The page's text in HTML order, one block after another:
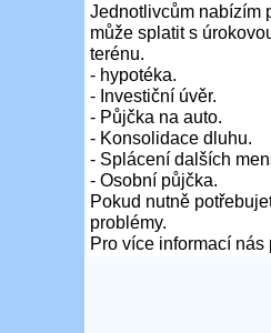
Jednotlivcům nabízím
může splatit s
terénu.
- hypotéka.
- Investiční úvěr.
- Půjčka na auto.
- Konsolidace dluhu.
- Splácení dalších
- Osobní půjčka.
Pokud nutně
problémy.
Pro více informací nás